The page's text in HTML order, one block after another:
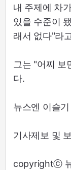
내 주제에 차
있을 수준이
래서 없다"라
그는 "어찌 보
다.
뉴스엔 이슬
기사제보 및
copyrightⓒ